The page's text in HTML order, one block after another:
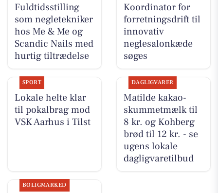
Fuldtidsstilling
som negletekniker
hos Me & Me og
Scandic Nails med
hurtig tiltrædelse
Koordinator for
forretningsdrift til
innovativ
neglesalonkæde
søges
SPORT
Lokale helte klar
til pokalbrag mod
VSK Aarhus i Tilst
DAGLIGVARER
Matilde kakao-
skummetmælk til
8 kr. og Kohberg
brød til 12 kr. - se
ugens lokale
dagligvaretilbud
BOLIGMARKED